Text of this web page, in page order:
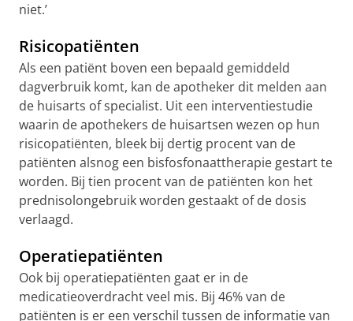
niet.’
Risicopatiënten
Als een patiënt boven een bepaald gemiddeld
dagverbruik komt, kan de apotheker dit melden aan
de huisarts of specialist. Uit een interventiestudie
waarin de apothekers de huisartsen wezen op hun
risicopatiënten, bleek bij dertig procent van de
patiënten alsnog een bisfosfonaattherapie gestart te
worden. Bij tien procent van de patiënten kon het
prednisolongebruik worden gestaakt of de dosis
verlaagd.
Operatiepatiënten
Ook bij operatiepatiënten gaat er in de
medicatieoverdracht veel mis. Bij 46% van de
patiënten is er een verschil tussen de informatie van